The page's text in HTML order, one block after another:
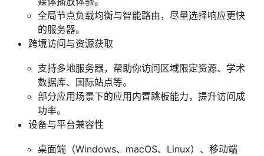
全局节点负载均衡与智能路由，尽量选择响应更快
的服务器。
跨境访问与资源获取
支持多地服务器，帮助你访问区域限定资源、学术
数据库、国际站点等。
部分应用场景下的应用内置跳板能力，提升访问成
功率。
设备与平台兼容性
桌面端（Windows、macOS、Linux）、移动端